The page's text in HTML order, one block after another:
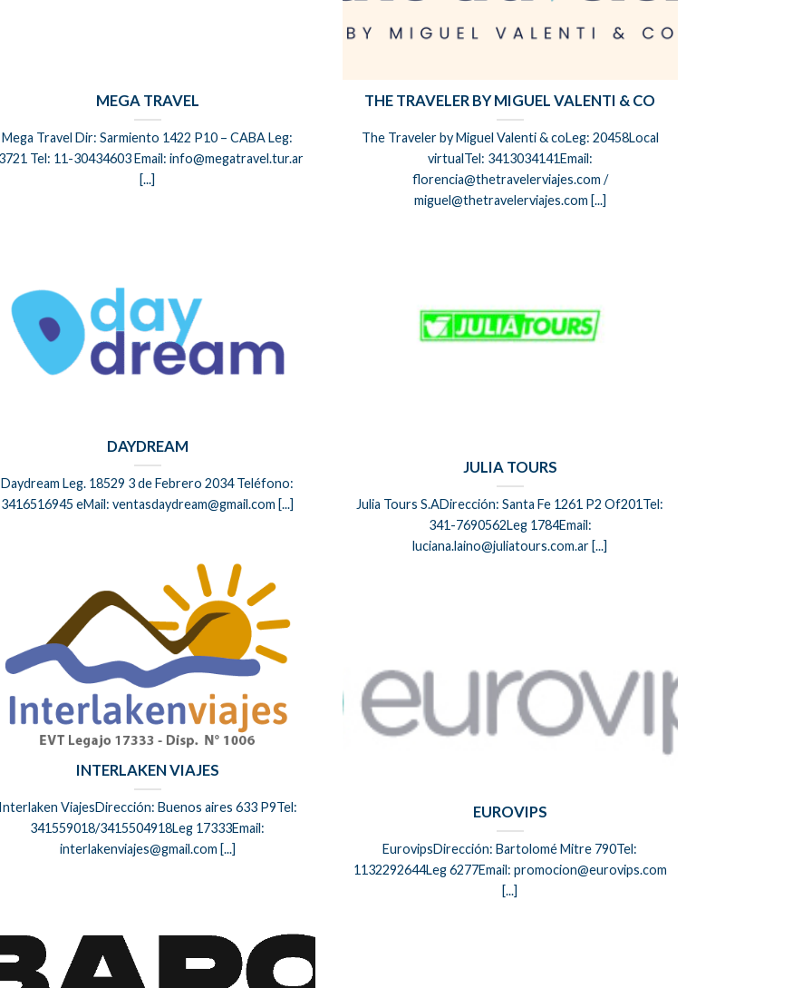
MEGA TRAVEL
Mega Travel Dir: Sarmiento 1422 P10 – CABA Leg:
Tel: 11-30434603 Email: info@megatravel.tur.ar
[...]
THE TRAVELER BY MIGUEL VALENTI & CO
The Traveler by Miguel Valenti & coLeg: 20458Local
virtualTel: 3413034141Email:
florencia@thetravelerviajes.com /
miguel@thetravelerviajes.com [...]
DAYDREAM
Daydream Leg. 18529 3 de Febrero 2034 Teléfono:
3416516945 eMail: ventasdaydream@gmail.com [...]
JULIA TOURS
Julia Tours S.ADirección: Santa Fe 1261 P2 Of201Tel:
341-7690562Leg 1784Email:
luciana.laino@juliatours.com.ar [...]
INTERLAKEN VIAJES
ViajesDirección: Buenos aires 633 P9Tel:
341559018/3415504918Leg 17333Email:
interlakenviajes@gmail.com [...]
EUROVIPS
EurovipsDirección: Bartolomé Mitre 790Tel:
1132292644Leg 6277Email: promocion@eurovips.com
[...]